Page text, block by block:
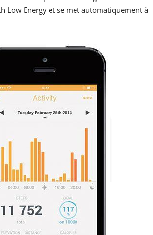
Low Energy et se met automatiquement à